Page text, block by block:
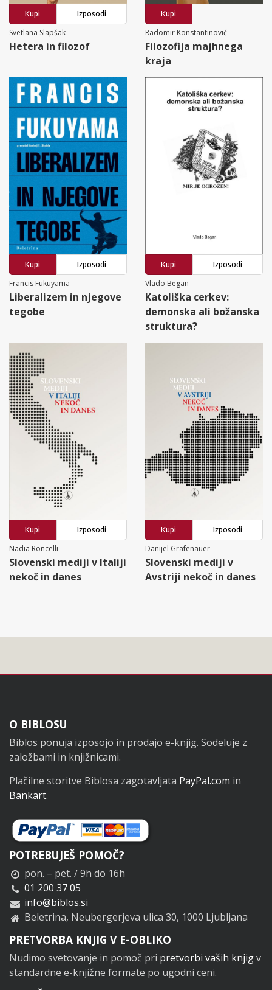
Kupi
Izposodi
Svetlana Slapšak
Hetera in filozof
Kupi
Radomir Konstantinović
Filozofija majhnega
kraja
Kupi
Izposodi
Francis Fukuyama
Liberalizem in njegove
tegobe
Kupi
Izposodi
Vlado Began
Katoliška cerkev:
demonska ali božanska
struktura?
Kupi
Izposodi
Nadia Roncelli
Slovenski mediji v Italiji
nekoč in danes
Kupi
Izposodi
Danijel Grafenauer
Slovenski mediji v
Avstriji nekoč in danes
Noga
O BIBLOSU
Biblos ponuja izposojo in prodajo e-knjig. Sodeluje z
založbami in knjižnicami.
Plačilne storitve Biblosa zagotavljata PayPal.com in
Bankart.
POTREBUJEŠ POMOČ?
pon. – pet. / 9h do 16h
01 200 37 05
info@biblos.si
Beletrina, Neubergerjeva ulica 30, 1000 Ljubljana
PRETVORBA KNJIG V E-OBLIKO
Nudimo svetovanje in pomoč pri pretvorbi vaših knjigv
standardne e-knjižne formate po ugodni ceni.